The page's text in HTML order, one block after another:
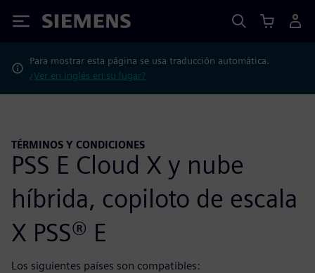
Siemens
Para mostrar esta página se usa traducción automática.
¿Ver en inglés en su lugar?
TÉRMINOS Y CONDICIONES
PSS E Cloud X y nube
híbrida, copiloto de escala
X PSS® E
Los siguientes países son compatibles: